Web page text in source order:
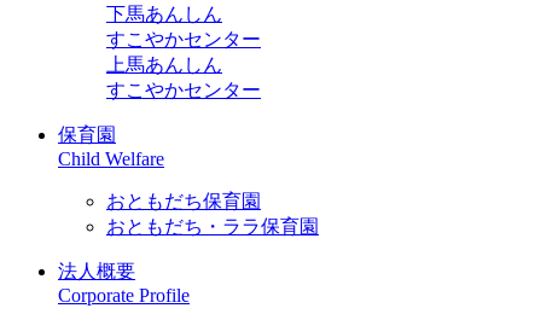
下馬あんしん
すこやかセンター
上馬あんしん
すこやかセンター
保育園
Child Welfare
おともだち保育園
おともだち・ララ保育園
法人概要
Corporate Profile